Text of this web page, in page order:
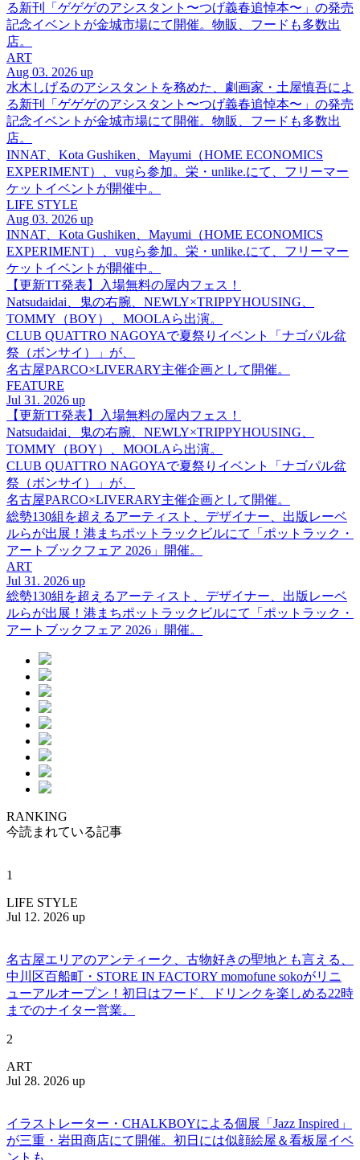
る新刊「ゲゲゲのアシスタント〜つげ義春追悼本〜」の発売
記念イベントが金城市場にて開催。物販、フードも多数出
店。
ART
Aug 03. 2026 up
水木しげるのアシスタントを務めた、劇画家・土屋慎吾によ
る新刊「ゲゲゲのアシスタント〜つげ義春追悼本〜」の発売
記念イベントが金城市場にて開催。物販、フードも多数出
店。
INNAT、Kota Gushiken、Mayumi（HOME ECONOMICS
EXPERIMENT）、vugら参加。栄・unlike.にて、フリーマー
ケットイベントが開催中。
LIFE STYLE
Aug 03. 2026 up
INNAT、Kota Gushiken、Mayumi（HOME ECONOMICS
EXPERIMENT）、vugら参加。栄・unlike.にて、フリーマー
ケットイベントが開催中。
【更新TT発表】入場無料の屋内フェス！
Natsudaidai、鬼の右腕、NEWLY×TRIPPYHOUSING、
TOMMY（BOY）、MOOLAら出演。
CLUB QUATTRO NAGOYAで夏祭りイベント「ナゴパル盆
祭（ボンサイ）」が、
名古屋PARCO×LIVERARY主催企画として開催。
FEATURE
Jul 31. 2026 up
【更新TT発表】入場無料の屋内フェス！
Natsudaidai、鬼の右腕、NEWLY×TRIPPYHOUSING、
TOMMY（BOY）、MOOLAら出演。
CLUB QUATTRO NAGOYAで夏祭りイベント「ナゴパル盆
祭（ボンサイ）」が、
名古屋PARCO×LIVERARY主催企画として開催。
総勢130組を超えるアーティスト、デザイナー、出版レーベ
ルらが出展！港まちポットラックビルにて「ポットラック・
アートブックフェア 2026」開催。
ART
Jul 31. 2026 up
総勢130組を超えるアーティスト、デザイナー、出版レーベ
ルらが出展！港まちポットラックビルにて「ポットラック・
アートブックフェア 2026」開催。
RANKING
今読まれている記事
1
LIFE STYLE
Jul 12. 2026 up
名古屋エリアのアンティーク、古物好きの聖地とも言える、
中川区百船町・STORE IN FACTORY momofune sokoがリニ
ューアルオープン！初日はフード、ドリンクを楽しめる22時
までのナイター営業。
2
ART
Jul 28. 2026 up
イラストレーター・CHALKBOYによる個展「Jazz Inspired」
が三重・岩田商店にて開催。初日には似顔絵屋＆看板屋イベ